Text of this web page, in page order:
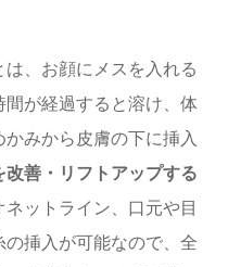
、お顔にメスを入れる
間が経過すると溶け、体
みから皮膚の下に挿入
善・リフトアップする
ットライン、口元や目
挿入が可能なので、全